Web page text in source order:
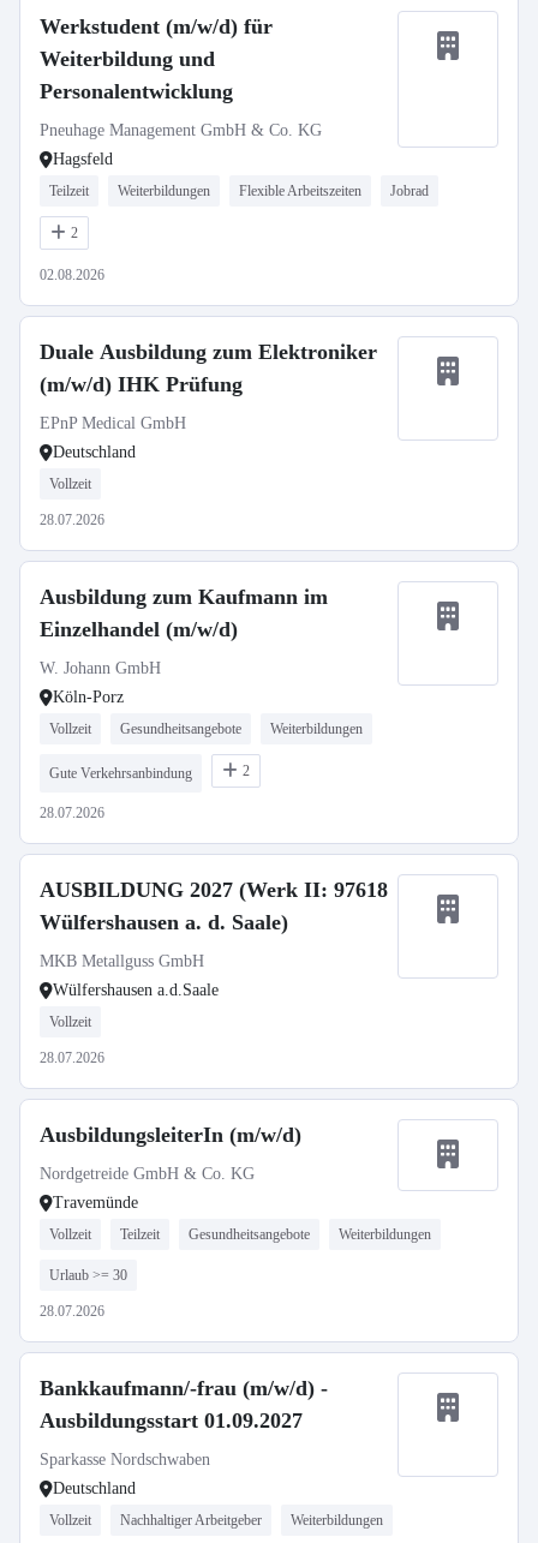
Werkstudent (m/w/d) für
Weiterbildung und
Personalentwicklung
Pneuhage Management GmbH & Co. KG
Hagsfeld
Teilzeit Weiterbildungen Flexible Arbeitszeiten Jobrad
2
02.08.2026
Duale Ausbildung zum Elektroniker
(m/w/d) IHK Prüfung
EPnP Medical GmbH
Deutschland
Vollzeit
28.07.2026
Ausbildung zum Kaufmann im
Einzelhandel (m/w/d)
W. Johann GmbH
Köln-Porz
Vollzeit Gesundheitsangebote Weiterbildungen
Gute Verkehrsanbindung 2
28.07.2026
AUSBILDUNG 2027 (Werk II: 97618
Wülfershausen a. d. Saale)
MKB Metallguss GmbH
Wülfershausen a.d.Saale
Vollzeit
28.07.2026
AusbildungsleiterIn (m/w/d)
Nordgetreide GmbH & Co. KG
Travemünde
Vollzeit Teilzeit Gesundheitsangebote Weiterbildungen
Urlaub >= 30
28.07.2026
Bankkaufmann/-frau (m/w/d) -
Ausbildungsstart 01.09.2027
Sparkasse Nordschwaben
Deutschland
Vollzeit Nachhaltiger Arbeitgeber Weiterbildungen